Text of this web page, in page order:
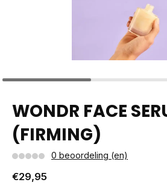
WONDR FACE
(FIRMING)
0 beoordeling (en)
€29,95